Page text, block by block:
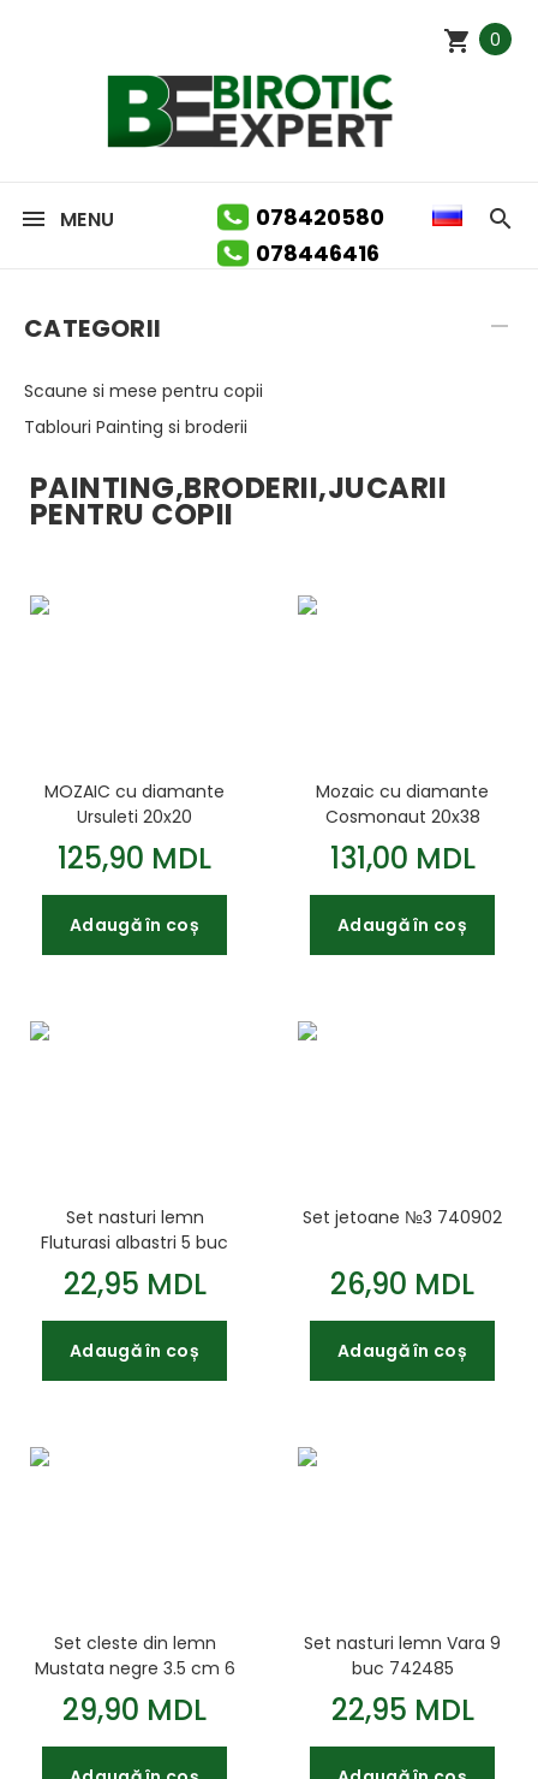
0
MENU
078420580
078446416
CATEGORII
Scaune si mese pentru copii
Tablouri Painting si broderii
PAINTING,BRODERII,JUCARII
PENTRU COPII
MOZAIC cu diamante
Ursuleti 20x20
125,90 MDL
Adaugă în coș
Mozaic cu diamante
Cosmonaut 20x38
131,00 MDL
Adaugă în coș
Set nasturi lemn
Fluturasi albastri 5 buc
742484
22,95 MDL
Adaugă în coș
Set jetoane №3 740902
26,90 MDL
Adaugă în coș
Set cleste din lemn
Mustata negre 3.5 cm 6
buc 740721
29,90 MDL
Set nasturi lemn Vara 9
buc 742485
22,95 MDL